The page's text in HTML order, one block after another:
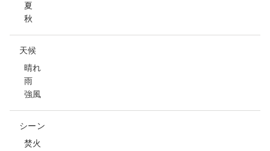
夏
秋
天候
晴れ
雨
強風
シーン
焚火